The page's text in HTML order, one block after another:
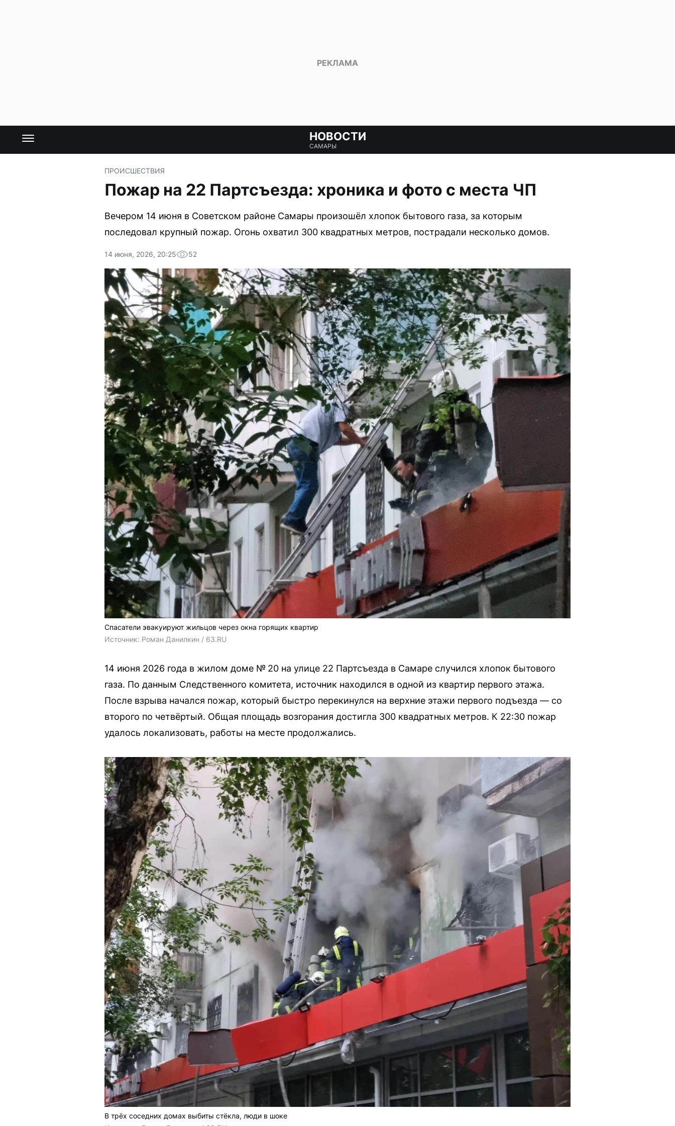
НОВОСТИ
САМАРЫ
ПРОИСШЕСТВИЯ
Пожар на 22 Партсъезда: хроника и фото с места ЧП
Вечером 14 июня в Советском районе Самары произошёл хлопок бытового газа, за которым
последовал крупный пожар. Огонь охватил 300 квадратных метров, пострадали несколько домов.
14 июня, 2026, 20:25 52
Спасатели эвакуируют жильцов через окна горящих квартир
Источник: Роман Данилкин / 63.RU
14 июня 2026 года в жилом доме № 20 на улице 22 Партсъезда в Самаре случился хлопок бытового
газа. По данным Следственного комитета, источник находился в одной из квартир первого этажа.
После взрыва начался пожар, который быстро перекинулся на верхние этажи первого подъезда — со
второго по четвёртый. Общая площадь возгорания достигла 300 квадратных метров. К 22:30 пожар
удалось локализовать, работы на месте продолжались.
В трёх соседних домах выбиты стёкла, люди в шоке